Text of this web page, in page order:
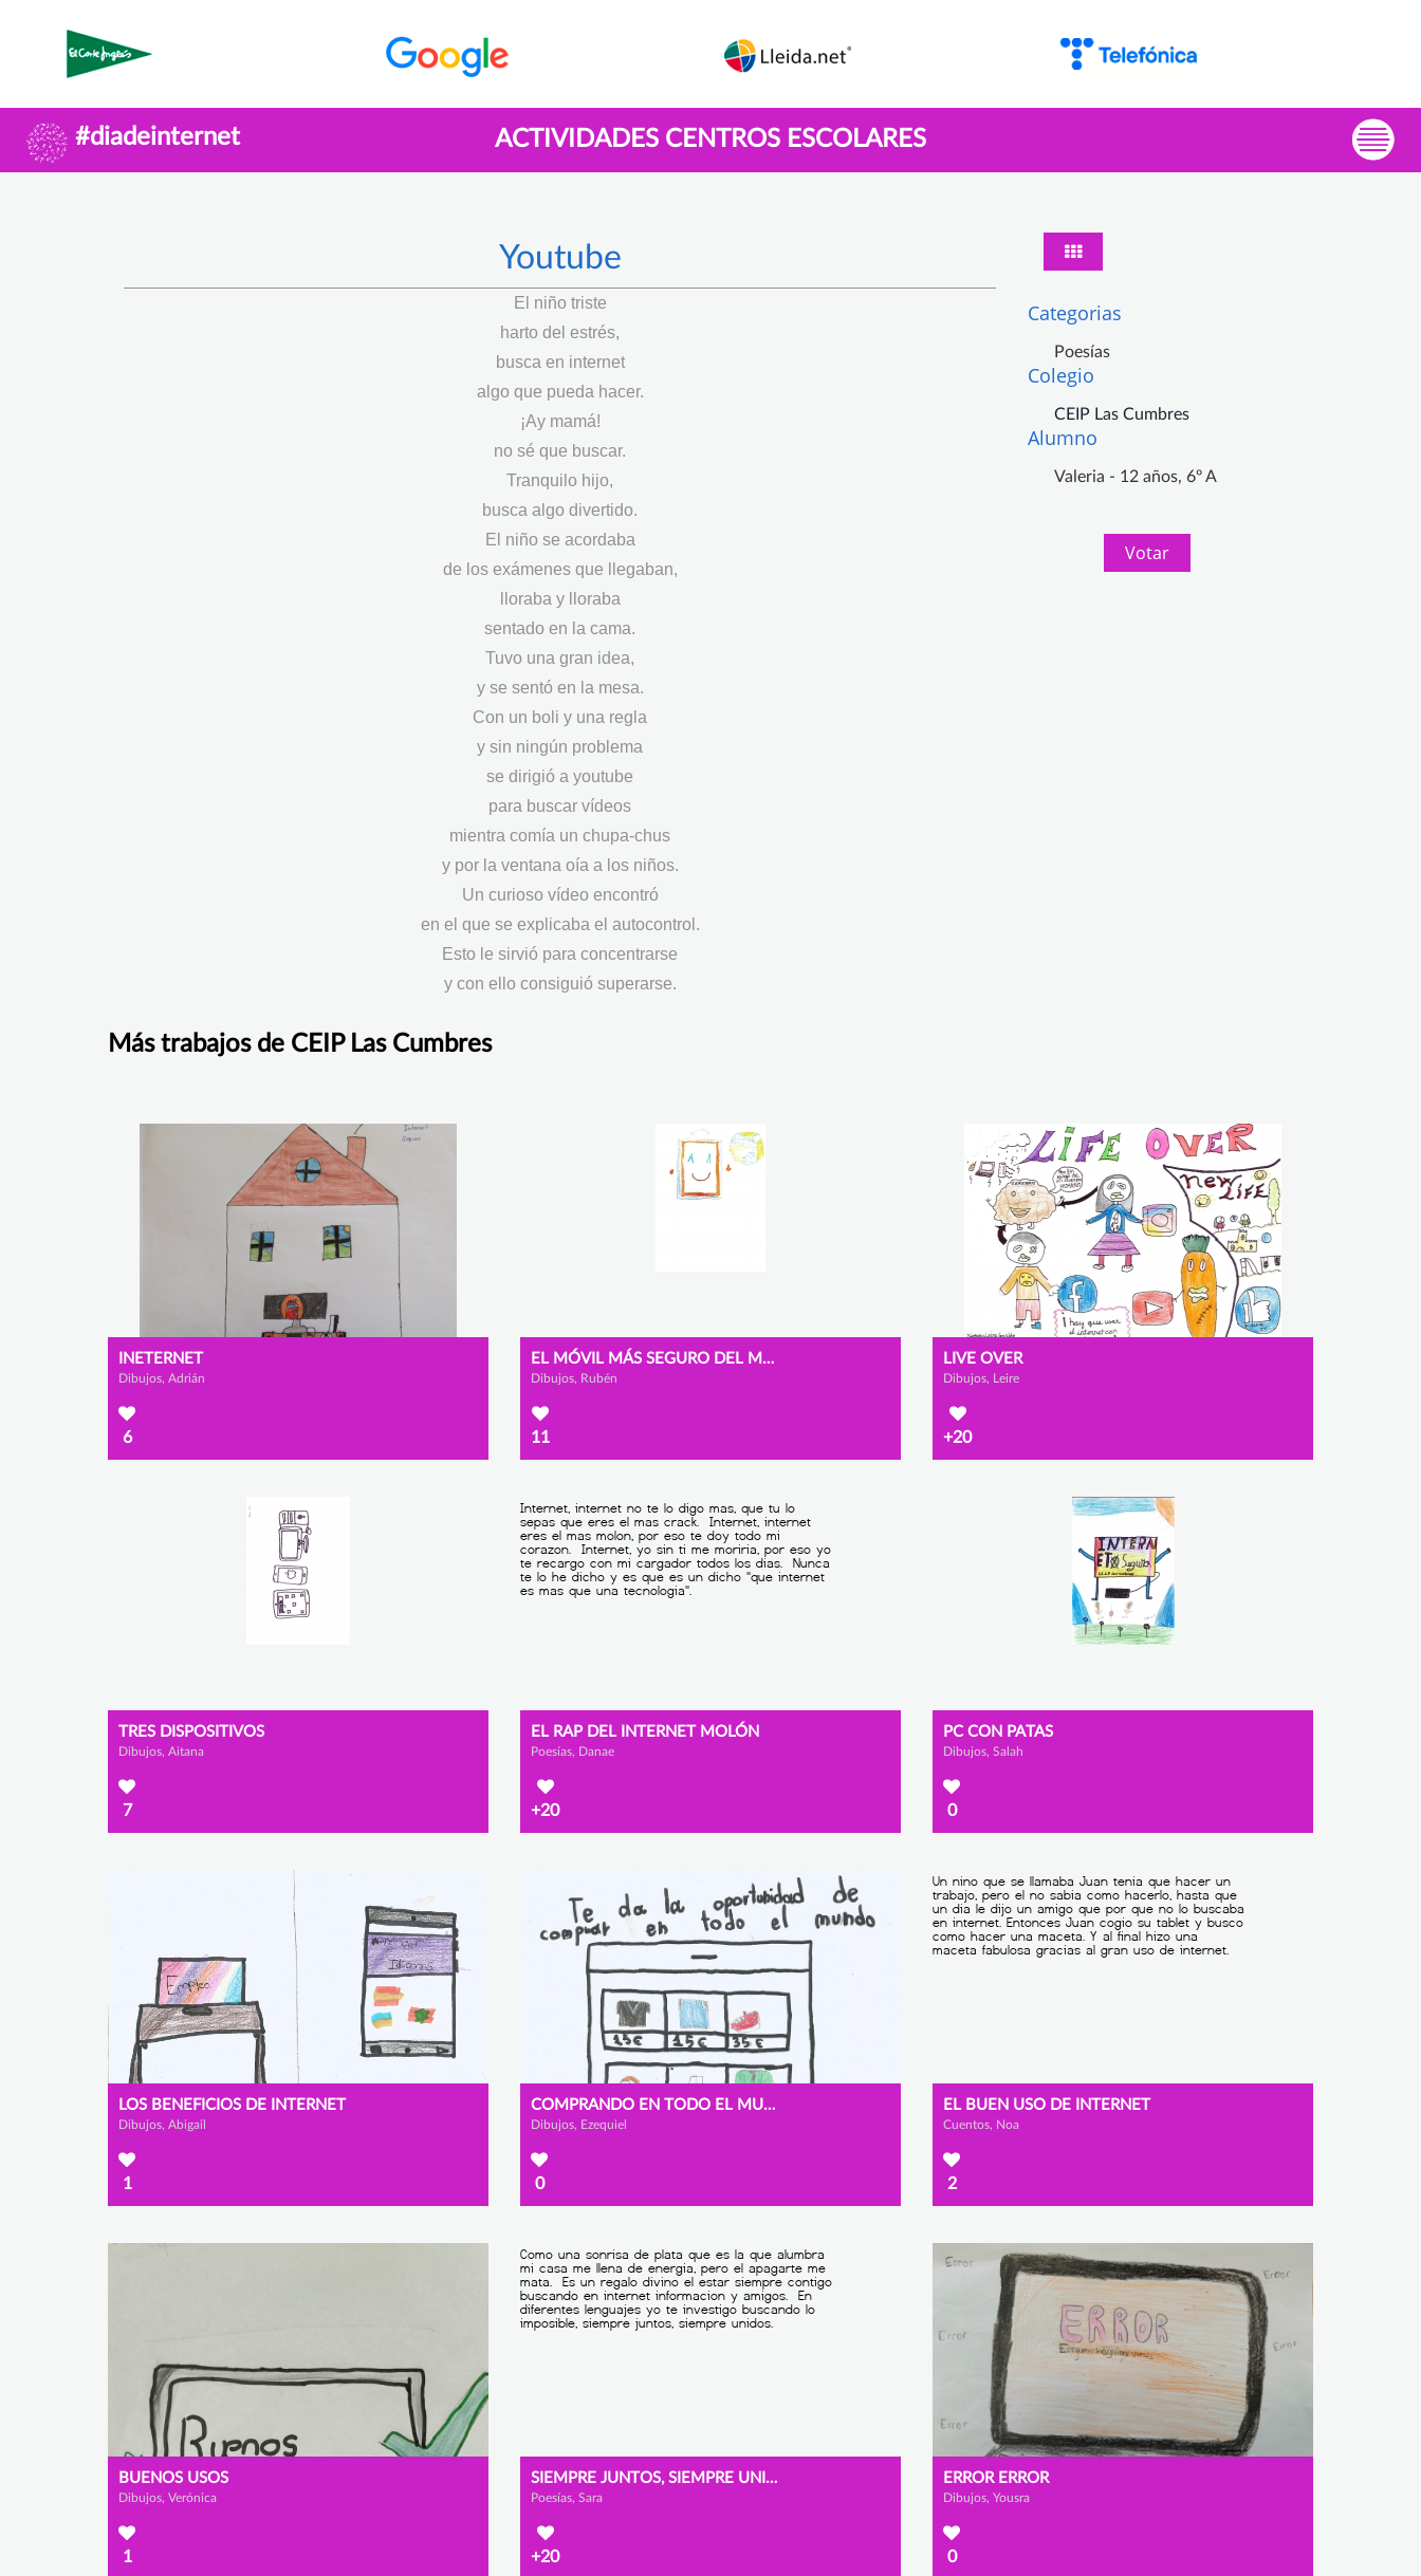
#diadeinternet ACTIVIDADES CENTROS ESCOLARES
Youtube
El niño triste
harto del estrés,
busca en internet
algo que pueda hacer.
¡Ay mamá!
no sé que buscar.
Tranquilo hijo,
busca algo divertido.
El niño se acordaba
de los exámenes que llegaban,
lloraba y lloraba
sentado en la cama.
Tuvo una gran idea,
y se sentó en la mesa.
Con un boli y una regla
y sin ningún problema
se dirigió a youtube
para buscar vídeos
mientra comía un chupa-chus
y por la ventana oía a los niños.
Un curioso vídeo encontró
en el que se explicaba el autocontrol.
Esto le sirvió para concentrarse
y con ello consiguió superarse.
Categorias
Poesías
Colegio
CEIP Las Cumbres
Alumno
Valeria - 12 años, 6º A
Votar
Más trabajos de CEIP Las Cumbres
INETERNET
Dibujos, Adrián
6
EL MÓVIL MÁS SEGURO DEL MUNDO
Dibujos, Rubén
11
LIVE OVER
Dibujos, Leire
+20
TRES DISPOSITIVOS
Dibujos, Aitana
7
EL RAP DEL INTERNET MOLÓN
Poesías, Danae
+20
PC CON PATAS
Dibujos, Salah
0
LOS BENEFICIOS DE INTERNET
Dibujos, Abigail
1
COMPRANDO EN TODO EL MUNDO
Dibujos, Ezequiel
0
EL BUEN USO DE INTERNET
Cuentos, Noa
2
BUENOS USOS
Dibujos, Verónica
1
SIEMPRE JUNTOS, SIEMPRE UNIDOS
Poesías, Sara
+20
ERROR ERROR
Dibujos, Yousra
0